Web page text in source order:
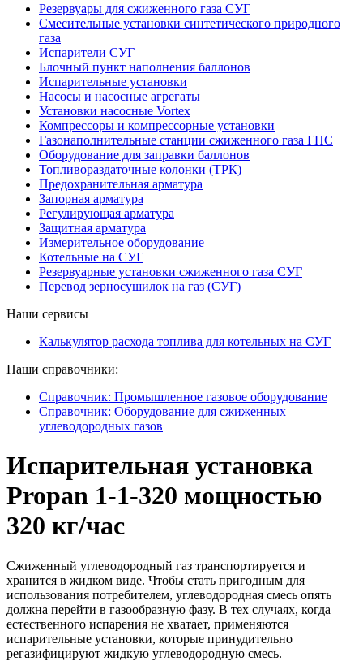
Резервуары для сжиженного газа СУГ
Смесительные установки синтетического природного
газа
Испарители СУГ
Блочный пункт наполнения баллонов
Испарительные установки
Насосы и насосные агрегаты
Установки насосные Vortex
Компрессоры и компрессорные установки
Газонаполнительные станции сжиженного газа ГНС
Оборудование для заправки баллонов
Топливораздаточные колонки (ТРК)
Предохранительная арматура
Запорная арматура
Регулирующая арматура
Защитная арматура
Измерительное оборудование
Котельные на СУГ
Резервуарные установки сжиженного газа СУГ
Перевод зерносушилок на газ (СУГ)
Наши сервисы
Калькулятор расхода топлива для котельных на СУГ
Наши справочники:
Справочник: Промышленное газовое оборудование
Справочник: Оборудование для сжиженных
углеводородных газов
Испарительная установка
Propan 1-1-320 мощностью
320 кг/час
Сжиженный углеводородный газ транспортируется и
хранится в жидком виде. Чтобы стать пригодным для
использования потребителем, углеводородная смесь опять
должна перейти в газообразную фазу. В тех случаях, когда
естественного испарения не хватает, применяются
испарительные установки, которые принудительно
регазифицируют жидкую углеводородную смесь.